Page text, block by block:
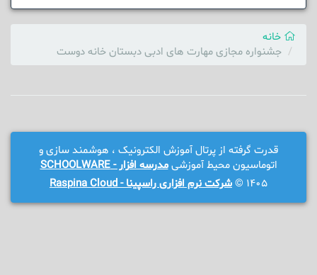
خانه
جشنواره مجازی مهارت های ادبی دبستان خانه دوست
قدرت گرفته از پرتال آموزش الکترونیک ، هوشمند سازی و
اتوماسیون محیط آموزشیمدرسه افزار - SCHOOLWARE
1405 ©
شرکت نرم افزاری راسپینا - Raspina Cloud